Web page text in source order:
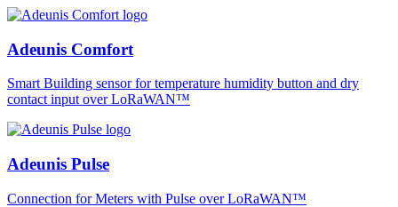
Adeunis Comfort
Smart Building sensor for temperature humidity button and dry
contact input over LoRaWAN™
Adeunis Pulse
Connection for Meters with Pulse over LoRaWAN™